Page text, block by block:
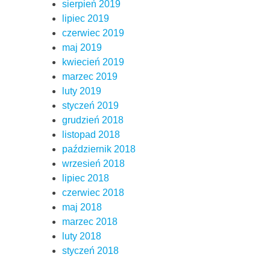
sierpień 2019
lipiec 2019
czerwiec 2019
maj 2019
kwiecień 2019
marzec 2019
luty 2019
styczeń 2019
grudzień 2018
listopad 2018
październik 2018
wrzesień 2018
lipiec 2018
czerwiec 2018
maj 2018
marzec 2018
luty 2018
styczeń 2018